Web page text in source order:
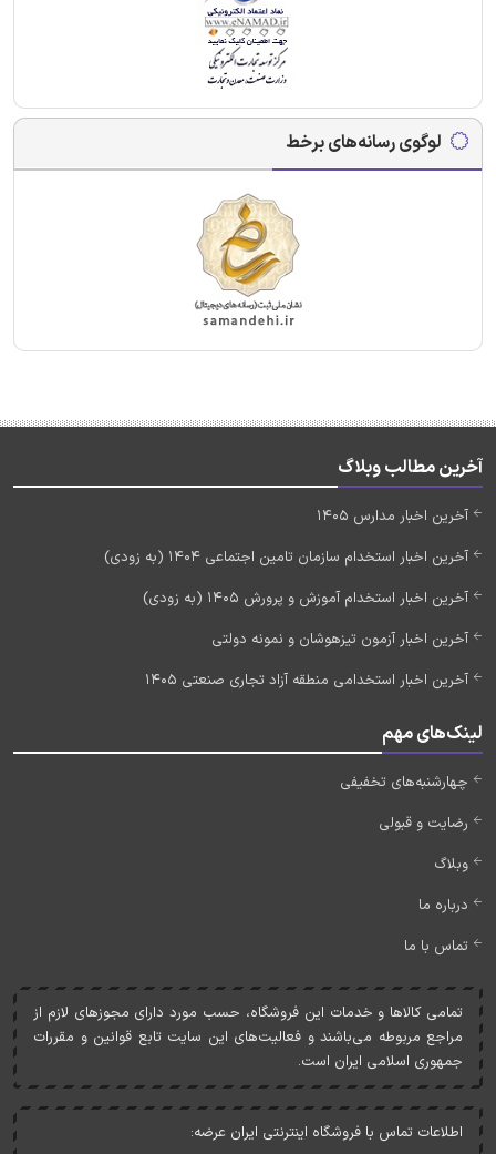
لوگوی رسانه‌های برخط
آخرین مطالب وبلاگ
آخرین اخبار مدارس 1405
آخرین اخبار استخدام سازمان تامین اجتماعی 1404 (به زودی)
آخرین اخبار استخدام آموزش و پرورش 1405 (به زودی)
آخرین اخبار آزمون تیزهوشان و نمونه دولتی
آخرین اخبار استخدامی منطقه آزاد تجاری صنعتی 1405
لینک‌های مهم
چهارشنبه‌های تخفیفی
رضایت و قبولی
وبلاگ
درباره ما
تماس با ما
تمامی کالاها و خدمات اين فروشگاه، حسب مورد دارای مجوزهای لازم از
مراجع مربوطه می‌باشند و فعاليت‌های اين سايت تابع قوانين و مقررات
جمهوری اسلامی ايران است.
اطلاعات تماس با فروشگاه اینترنتی ایران عرضه: